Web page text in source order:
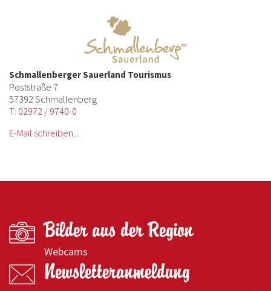
Schmallenberger Sauerland Tourismus
Poststraße 7
57392 Schmallenberg
T: 02972 / 9740-0
E-Mail schreiben...
Bilder aus der Region
Webcams
Newsletteranmeldung